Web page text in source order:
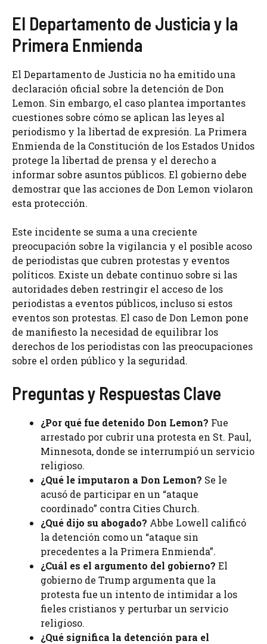
El Departamento de Justicia y la
Primera Enmienda
El Departamento de Justicia no ha emitido una
declaración oficial sobre la detención de Don
Lemon. Sin embargo, el caso plantea importantes
cuestiones sobre cómo se aplican las leyes al
periodismo y la libertad de expresión. La Primera
Enmienda de la Constitución de los Estados Unidos
protege la libertad de prensa y el derecho a
informar sobre asuntos públicos. El gobierno debe
demostrar que las acciones de Don Lemon violaron
esta protección.
Este incidente se suma a una creciente
preocupación sobre la vigilancia y el posible acoso
de periodistas que cubren protestas y eventos
políticos. Existe un debate continuo sobre si las
autoridades deben restringir el acceso de los
periodistas a eventos públicos, incluso si estos
eventos son protestas. El caso de Don Lemon pone
de manifiesto la necesidad de equilibrar los
derechos de los periodistas con las preocupaciones
sobre el orden público y la seguridad.
Preguntas y Respuestas Clave
¿Por qué fue detenido Don Lemon? Fue
arrestado por cubrir una protesta en St. Paul,
Minnesota, donde se interrumpió un servicio
religioso.
¿Qué le imputaron a Don Lemon? Se le
acusó de participar en un “ataque
coordinado” contra Cities Church.
¿Qué dijo su abogado? Abbe Lowell calificó
la detención como un “ataque sin
precedentes a la Primera Enmienda”.
¿Cuál es el argumento del gobierno? El
gobierno de Trump argumenta que la
protesta fue un intento de intimidar a los
fieles cristianos y perturbar un servicio
religioso.
¿Qué significa la detención para el